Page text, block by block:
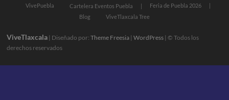
VivePuebla
Cartelera Eventos Puebla
Feria de Puebla 2026
Blog
ViveTlaxcala Tree
ViveTlaxcala | Diseñado por:Theme Freesia |WordPress | © Todos los
derechos reservados